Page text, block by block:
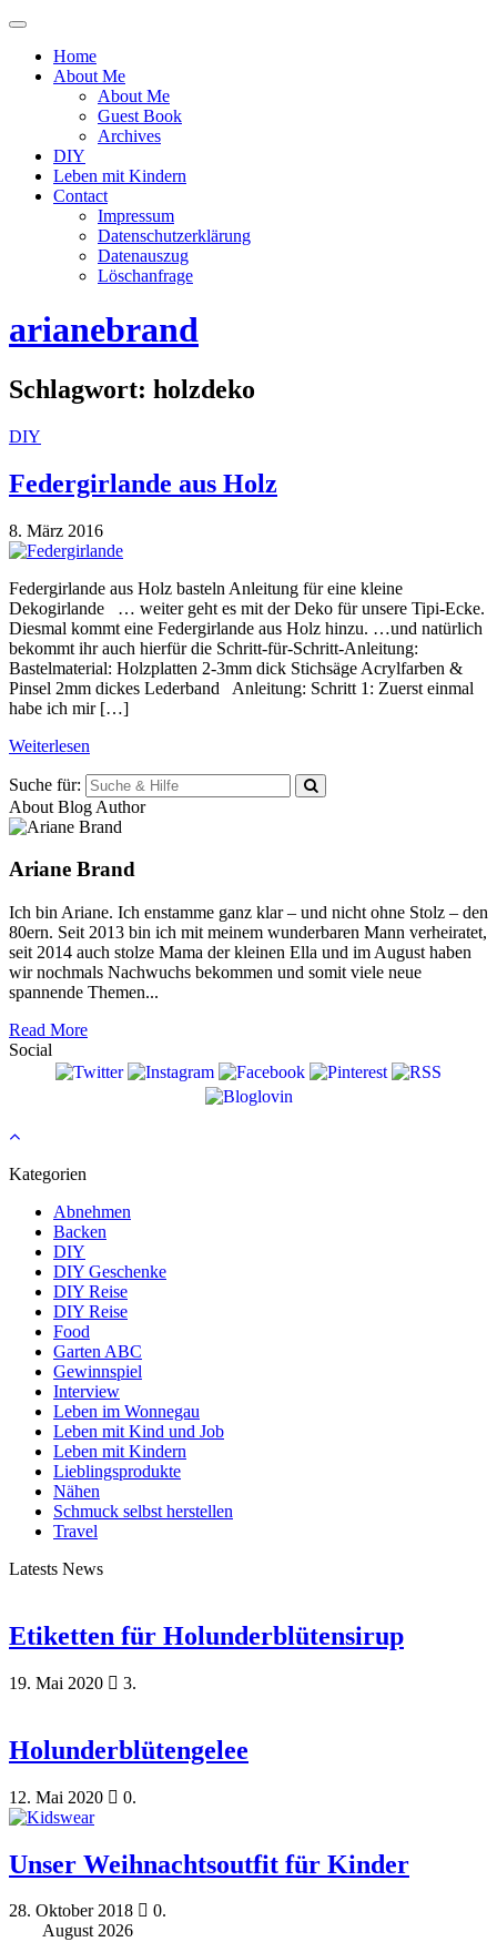
Menü
oder
ausblenden
Home
About Me
About Me
Guest Book
Archives
DIY
Leben mit Kindern
Contact
Impressum
Datenschutzerklärung
Datenauszug
Löschanfrage
arianebrand
Schlagwort: holzdeko
DIY
Federgirlande aus Holz
8. März 2016
Federgirlande aus Holz basteln Anleitung für eine kleine
Dekogirlande … weiter geht es mit der Deko für unsere Tipi-Ecke.
Diesmal kommt eine Federgirlande aus Holz hinzu. …und natürlich
bekommt ihr auch hierfür die Schritt-für-Schritt-Anleitung:
Bastelmaterial: Holzplatten 2-3mm dick Stichsäge Acrylfarben &
Pinsel 2mm dickes Lederband Anleitung: Schritt 1: Zuerst einmal
habe ich mir […]
Weiterlesen
Suche für:
About Blog Author
Ariane Brand
Ich bin Ariane. Ich enstamme ganz klar – und nicht ohne Stolz – den
80ern. Seit 2013 bin ich mit meinem wunderbaren Mann verheiratet,
seit 2014 auch stolze Mama der kleinen Ella und im August haben
wir nochmals Nachwuchs bekommen und somit viele neue
spannende Themen...
Read More
Social
Kategorien
Abnehmen
Backen
DIY
DIY Geschenke
DIY Reise
DIY Reise
Food
Garten ABC
Gewinnspiel
Interview
Leben im Wonnegau
Leben mit Kind und Job
Leben mit Kindern
Lieblingsprodukte
Nähen
Schmuck selbst herstellen
Travel
Latests News
Etiketten für Holunderblütensirup
19. Mai 2020 3.
Holunderblütengelee
12. Mai 2020 0.
Unser Weihnachtsoutfit für Kinder
28. Oktober 2018
0.
August 2026